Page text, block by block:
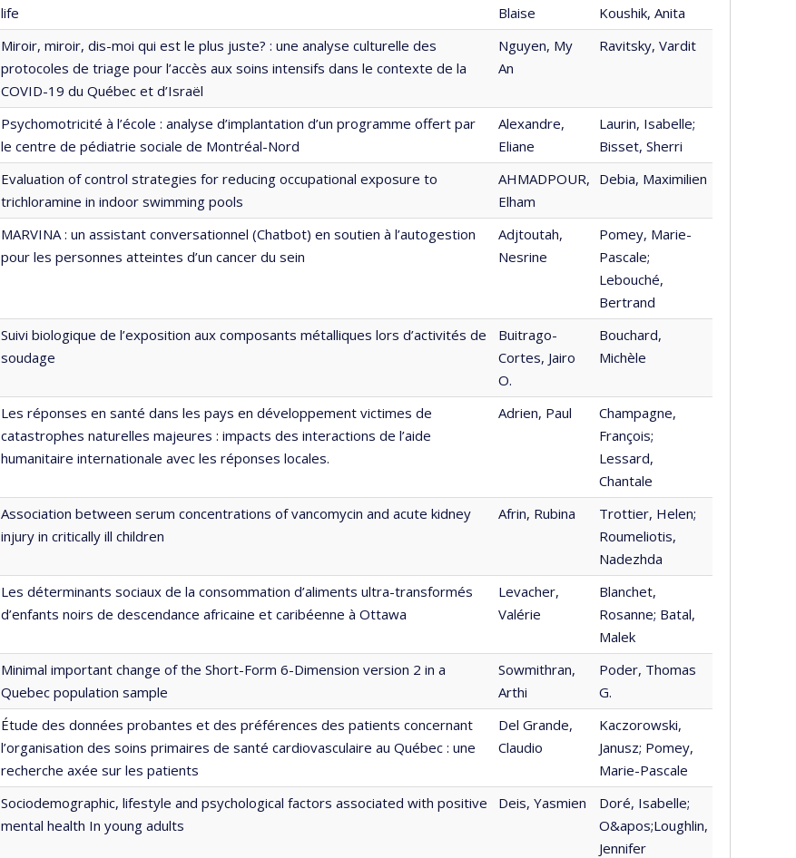
life
Blaise
Koushik, Anita
Miroir, miroir, dis-moi qui est le plus juste? : une analyse culturelle des
protocoles de triage pour l’accès aux soins intensifs dans le contexte de la
COVID-19 du Québec et d’Israël
Nguyen, My
An
Ravitsky, Vardit
Psychomotricité à l’école : analyse d’implantation d’un programme offert par
le centre de pédiatrie sociale de Montréal-Nord
Alexandre,
Eliane
Laurin, Isabelle;
Bisset, Sherri
Evaluation of control strategies for reducing occupational exposure to
trichloramine in indoor swimming pools
AHMADPOUR,
Elham
Debia, Maximilien
MARVINA : un assistant conversationnel (Chatbot) en soutien à l’autogestion
pour les personnes atteintes d’un cancer du sein
Adjtoutah,
Nesrine
Pomey, Marie-
Pascale;
Lebouché,
Bertrand
Suivi biologique de l’exposition aux composants métalliques lors d’activités de
soudage
Buitrago-
Cortes, Jairo
O.
Bouchard,
Michèle
Les réponses en santé dans les pays en développement victimes de
catastrophes naturelles majeures : impacts des interactions de l’aide
humanitaire internationale avec les réponses locales.
Adrien, Paul
Champagne,
François;
Lessard,
Chantale
Association between serum concentrations of vancomycin and acute kidney
injury in critically ill children
Afrin, Rubina
Trottier, Helen;
Roumeliotis,
Nadezhda
Les déterminants sociaux de la consommation d’aliments ultra-transformés
d’enfants noirs de descendance africaine et caribéenne à Ottawa
Levacher,
Valérie
Blanchet,
Rosanne; Batal,
Malek
Minimal important change of the Short-Form 6-Dimension version 2 in a
Quebec population sample
Sowmithran,
Arthi
Poder, Thomas
G.
Étude des données probantes et des préférences des patients concernant
l’organisation des soins primaires de santé cardiovasculaire au Québec : une
recherche axée sur les patients
Del Grande,
Claudio
Kaczorowski,
Janusz; Pomey,
Marie-Pascale
Sociodemographic, lifestyle and psychological factors associated with positive
mental health In young adults
Deis, Yasmien
Doré, Isabelle;
O&apos;Loughlin,
Jennifer